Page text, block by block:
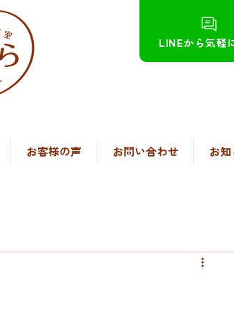
LINEから気軽
お客様の声 お問い合わせ お知